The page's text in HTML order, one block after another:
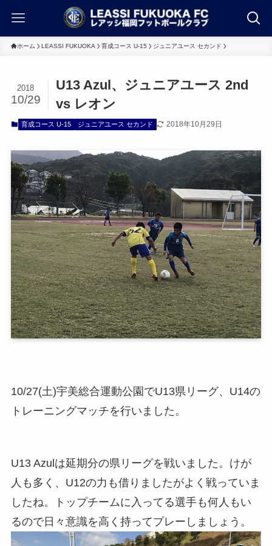
ホーム LEASSI FUKUOKA 育成コース U-15 ジュニアユース セカンド
U13 Azul、ジュニアユース 2nd
vs レオン
2018
10/29
育成コース U-15 ジュニアユース セカンド 2018年10月29日
10/27(土)宇美総合運動公園でU13県リーグ、U14の
トレーニングマッチを行いました。
U13 Azulは延期分の県リーグを戦いました。けが
人も多く、U12の力も借りましたがよく戦っていま
したね。トップチームに入ってる選手も何人もい
るので日々意識を高く持ってプレーしましょう。